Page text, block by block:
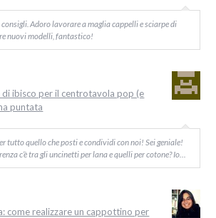
Adoro lavorare a maglia cappelli e sciarpe di
nuovi modelli, fantastico!
ibisco per il centrotavola pop (e
puntata
tutto quello che posti e condividi con noi! Sei geniale!
c’è tra gli uncinetti per lana e quelli per cotone? Io…
come realizzare un cappottino per